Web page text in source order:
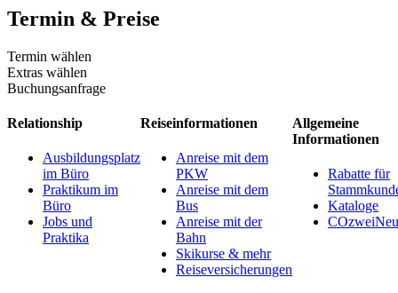
Termin & Preise
Termin wählen
Extras wählen
Buchungsanfrage
Relationship
Ausbildungsplatz
im Büro
Praktikum im
Büro
Jobs und
Praktika
Reiseinformationen
Anreise mit dem
PKW
Anreise mit dem
Bus
Anreise mit der
Bahn
Skikurse & mehr
Reiseversicherungen
Allgemeine
Informationen
Rabatte für
Kataloge